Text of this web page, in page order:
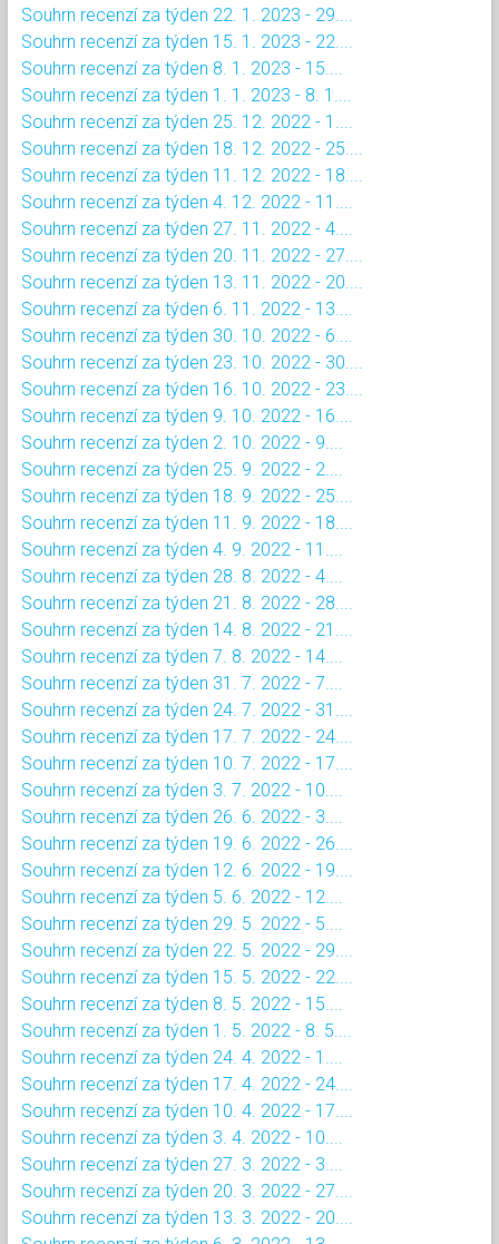
Souhrn recenzí za týden 22. 1. 2023 - 29....
Souhrn recenzí za týden 15. 1. 2023 - 22....
Souhrn recenzí za týden 8. 1. 2023 - 15....
Souhrn recenzí za týden 1. 1. 2023 - 8. 1....
Souhrn recenzí za týden 25. 12. 2022 - 1....
Souhrn recenzí za týden 18. 12. 2022 - 25....
Souhrn recenzí za týden 11. 12. 2022 - 18....
Souhrn recenzí za týden 4. 12. 2022 - 11....
Souhrn recenzí za týden 27. 11. 2022 - 4....
Souhrn recenzí za týden 20. 11. 2022 - 27....
Souhrn recenzí za týden 13. 11. 2022 - 20....
Souhrn recenzí za týden 6. 11. 2022 - 13....
Souhrn recenzí za týden 30. 10. 2022 - 6....
Souhrn recenzí za týden 23. 10. 2022 - 30....
Souhrn recenzí za týden 16. 10. 2022 - 23....
Souhrn recenzí za týden 9. 10. 2022 - 16....
Souhrn recenzí za týden 2. 10. 2022 - 9....
Souhrn recenzí za týden 25. 9. 2022 - 2....
Souhrn recenzí za týden 18. 9. 2022 - 25....
Souhrn recenzí za týden 11. 9. 2022 - 18....
Souhrn recenzí za týden 4. 9. 2022 - 11....
Souhrn recenzí za týden 28. 8. 2022 - 4....
Souhrn recenzí za týden 21. 8. 2022 - 28....
Souhrn recenzí za týden 14. 8. 2022 - 21....
Souhrn recenzí za týden 7. 8. 2022 - 14....
Souhrn recenzí za týden 31. 7. 2022 - 7....
Souhrn recenzí za týden 24. 7. 2022 - 31....
Souhrn recenzí za týden 17. 7. 2022 - 24....
Souhrn recenzí za týden 10. 7. 2022 - 17....
Souhrn recenzí za týden 3. 7. 2022 - 10....
Souhrn recenzí za týden 26. 6. 2022 - 3....
Souhrn recenzí za týden 19. 6. 2022 - 26....
Souhrn recenzí za týden 12. 6. 2022 - 19....
Souhrn recenzí za týden 5. 6. 2022 - 12....
Souhrn recenzí za týden 29. 5. 2022 - 5....
Souhrn recenzí za týden 22. 5. 2022 - 29....
Souhrn recenzí za týden 15. 5. 2022 - 22....
Souhrn recenzí za týden 8. 5. 2022 - 15....
Souhrn recenzí za týden 1. 5. 2022 - 8. 5....
Souhrn recenzí za týden 24. 4. 2022 - 1....
Souhrn recenzí za týden 17. 4. 2022 - 24....
Souhrn recenzí za týden 10. 4. 2022 - 17....
Souhrn recenzí za týden 3. 4. 2022 - 10....
Souhrn recenzí za týden 27. 3. 2022 - 3....
Souhrn recenzí za týden 20. 3. 2022 - 27....
Souhrn recenzí za týden 13. 3. 2022 - 20....